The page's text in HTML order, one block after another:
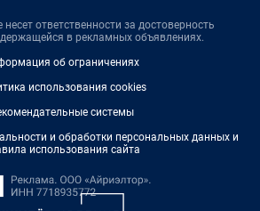
несет ответственности за достоверность
в рекламных объявлениях.
об ограничениях
использования cookies
системы
и обработки персональных данных и
использования сайта